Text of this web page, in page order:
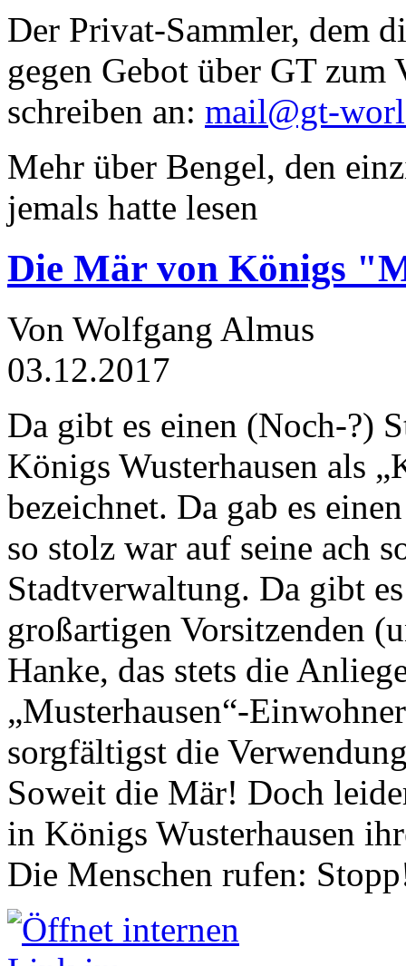
Der Privat-Sammler, dem
gegen Gebot über GT zum
schreiben an: mail@gt-
Mehr über Bengel, den
jemals hatte lesen
Die Mär von Königs
Von Wolfgang Almus
03.12.2017
Da gibt es einen (Noch-?)
Königs Wusterhausen als
bezeichnet. Da gab es
so stolz war auf seine ach
Stadtverwaltung. Da gibt
großartigen Vorsitzenden
Hanke, das stets die
„Musterhausen“-
sorgfältigst die
Soweit die Mär! Doch
in Königs Wusterhausen
Die Menschen rufen: